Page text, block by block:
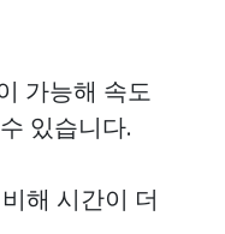
가능해 속도
있습니다.
해 시간이 더